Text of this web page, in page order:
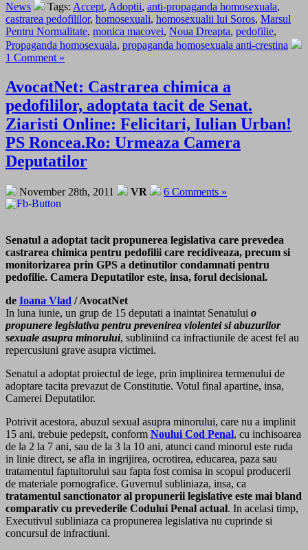
News
Tags: Accept, Adoptii, anti-propaganda homosexuala,
castrarea pedofililor, homosexuali, homosexualii lui Soros, Marsul
Pentru Normalitate, monica macovei, Noua Dreapta, pedofilie,
Propaganda homosexuala, propaganda homosexuala anti-crestina
1 Comment »
AvocatNet: Castrarea chimica a
pedofililor, adoptata tacit de Senat.
Ziaristi Online: Felicitari, Iulian Urban!
PS Roncea.Ro: Urmeaza Camera
Deputatilor
November 28th, 2011 VR 6 Comments »
Senatul a adoptat tacit propunerea legislativa care prevedea
castrarea chimica pentru pedofilii care recidiveaza, precum si
monitorizarea prin GPS a detinutilor condamnati pentru
pedofilie. Camera Deputatilor este, insa, forul decisional.
de Ioana Vlad / AvocatNet
In luna iunie, un grup de 15 deputati a inaintat Senatului o
propunere legislativa pentru prevenirea violentei si abuzurilor
sexuale asupra minorului, subliniind ca infractiunile de acest fel au
repercusiuni grave asupra victimei.
Senatul a adoptat proiectul de lege, prin implinirea termenului de
adoptare tacita prevazut de Constitutie. Votul final apartine, insa,
Camerei Deputatilor.
Potrivit acestora, abuzul sexual asupra minorului, care nu a implinit
15 ani, trebuie pedepsit, conform Noului Cod Penal, cu inchisoarea
de la 2 la 7 ani, sau de la 3 la 10 ani, atunci cand minorul este ruda
in linie direct, se afla in ingrijirea, ocrotirea, educarea, paza sau
tratamentul faptuitorului sau fapta fost comisa in scopul producerii
de materiale pornografice. Guvernul subliniaza, insa, ca
tratamentul sanctionator al propunerii legislative este mai bland
comparativ cu prevederile Codului Penal actual. In acelasi timp,
Executivul subliniaza ca propunerea legislativa nu cuprinde si
concursul de infractiuni.